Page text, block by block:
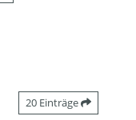
20 Einträge